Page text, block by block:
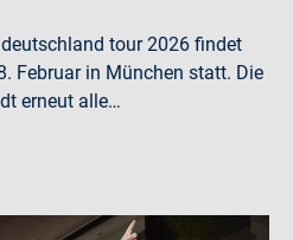
tour 2026 findet
Februar in München statt. Die
erneut alle…